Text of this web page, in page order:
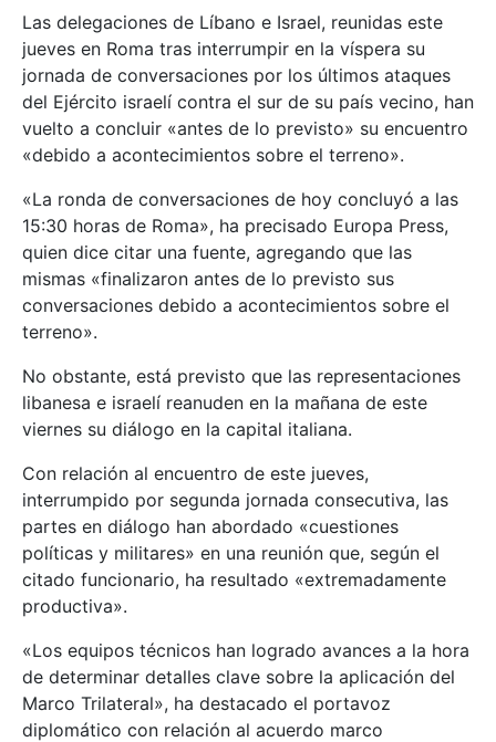
Las delegaciones de Líbano e Israel, reunidas este
jueves en Roma tras interrumpir en la víspera su
jornada de conversaciones por los últimos ataques
del Ejército israelí contra el sur de su país vecino, han
vuelto a concluir «antes de lo previsto» su encuentro
«debido a acontecimientos sobre el terreno».
«La ronda de conversaciones de hoy concluyó a las
15:30 horas de Roma», ha precisado Europa Press,
quien dice citar una fuente, agregando que las
mismas «finalizaron antes de lo previsto sus
conversaciones debido a acontecimientos sobre el
terreno».
No obstante, está previsto que las representaciones
libanesa e israelí reanuden en la mañana de este
viernes su diálogo en la capital italiana.
Con relación al encuentro de este jueves,
interrumpido por segunda jornada consecutiva, las
partes en diálogo han abordado «cuestiones
políticas y militares» en una reunión que, según el
citado funcionario, ha resultado «extremadamente
productiva».
«Los equipos técnicos han logrado avances a la hora
de determinar detalles clave sobre la aplicación del
Marco Trilateral», ha destacado el portavoz
diplomático con relación al acuerdo marco